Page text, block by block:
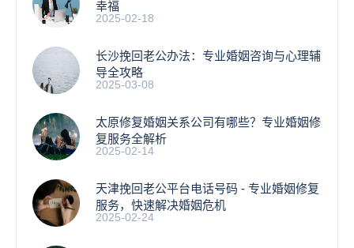
幸福
2025-02-18
长沙挽回老公办法：专业婚姻咨询与心理辅
导全攻略
2025-03-08
太原修复婚姻关系公司有哪些？专业婚姻修
复服务全解析
2025-02-14
天津挽回老公平台电话号码 - 专业婚姻修复
服务，快速解决婚姻危机
2025-02-24